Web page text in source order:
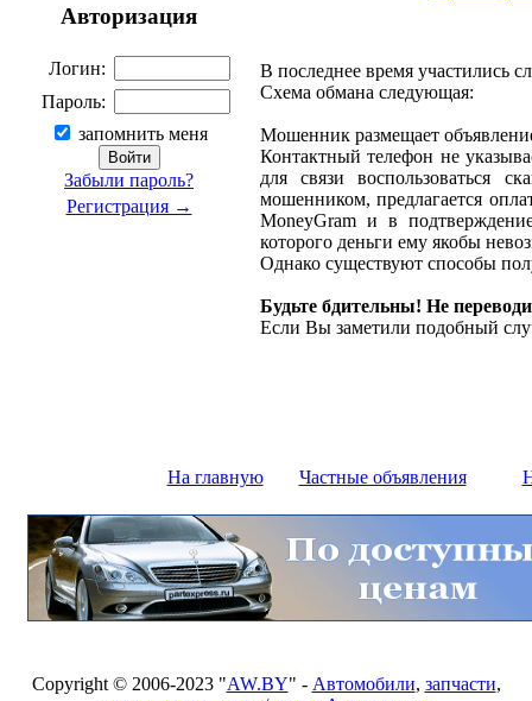
Авторизация
Логин:
Пароль:
запомнить меня
Забыли пароль?
Регистрация →
В последнее время участились
Схема обмана следующая:
Мошенник размещает
Контактный телефон не
для связи воспользоваться
мошенником, предлагается
MoneyGram и в
которого деньги ему якобы
Однако существуют способы
Будьте бдительны! Не
Если Вы заметили подобный
На главную Частные объявления
Copyright © 2006-2023 "AW.BY" - Автомобили, запчасти,